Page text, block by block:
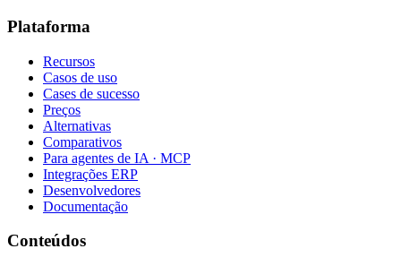
Plataforma
Recursos
Casos de uso
Cases de sucesso
Preços
Alternativas
Comparativos
Para agentes de IA · MCP
Integrações ERP
Desenvolvedores
Documentação
Conteúdos